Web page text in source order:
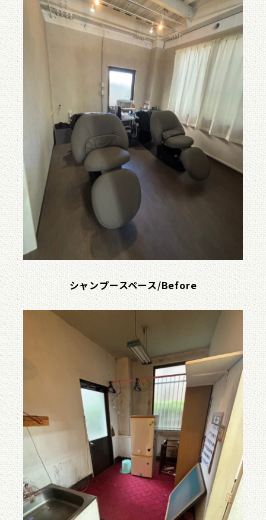
シャンプースペース/Before